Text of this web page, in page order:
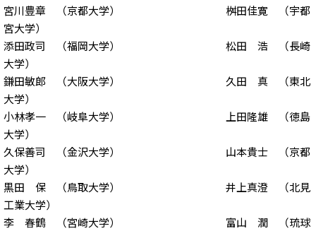
宮川豊章 （京都大学） 桝田佳寛 （宇都
宮大学）
添田政司 （福岡大学） 松田 浩 （長崎
大学）
鎌田敏郎 （大阪大学） 久田 真 （東北
大学）
小林孝一 （岐阜大学） 上田隆雄 （徳島
大学）
久保善司 （金沢大学） 山本貴士 （京都
大学）
黒田 保 （鳥取大学） 井上真澄 （北見
工業大学）
李 春鶴 （宮崎大学） 富山 潤 （琉球